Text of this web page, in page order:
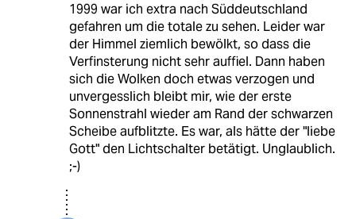
1999 war ich extra nach Süddeutschland
gefahren um die totale zu sehen. Leider war
der Himmel ziemlich bewölkt, so dass die
Verfinsterung nicht sehr auffiel. Dann haben
sich die Wolken doch etwas verzogen und
unvergesslich bleibt mir, wie der erste
Sonnenstrahl wieder am Rand der schwarzen
Scheibe aufblitzte. Es war, als hätte der "liebe
Gott" den Lichtschalter betätigt. Unglaublich.
;-)